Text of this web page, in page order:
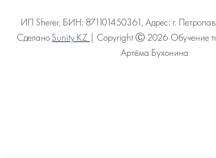
ИП Sherer, БИН: 871101450361, Адрес: г.
Сделано Sunity KZ | Copyright Ⓒ 2026 Обучение
Артёма Бухонина